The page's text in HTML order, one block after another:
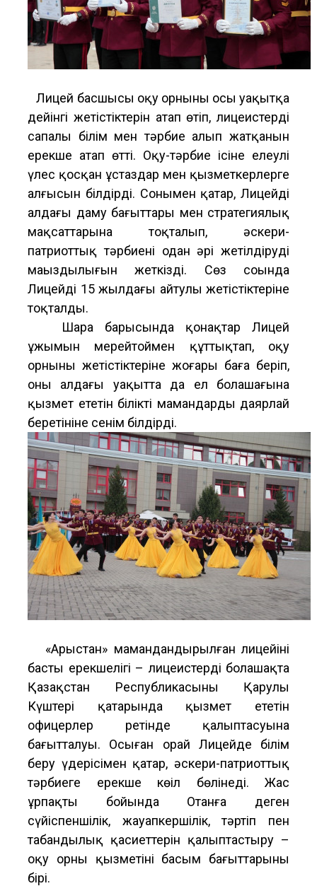
Лицей басшысы оқу орнының осы уақытқа
дейінгі жетістіктерін атап өтіп, лицеистердің
сапалы білім мен тәрбие алып жатқанын
ерекше атап өтті. Оқу-тәрбие ісіне елеулі
үлес қосқан ұстаздар мен қызметкерлерге
алғысын білдірді. Сонымен қатар, Лицейдің
алдағы даму бағыттары мен стратегиялық
мақсаттарына тоқталып, әскери-
патриоттық тәрбиені одан әрі жетілдірудің
маңыздылығын жеткізді. Сөз соңында
Лицейдің 15 жылдағы айтулы жетістіктеріне
тоқталды.
Шара барысында қонақтар Лицей
ұжымын мерейтоймен құттықтап, оқу
орнының жетістіктеріне жоғары баға беріп,
оның алдағы уақытта да ел болашағына
қызмет ететін білікті мамандарды даярлай
беретініне сенім білдірді.
«Арыстан» мамандандырылған лицейінің
басты ерекшелігі – лицеистердің болашақта
Қазақстан Республикасының Қарулы
Күштері қатарында қызмет ететін
офицерлер ретінде қалыптасуына
бағытталуы. Осыған орай Лицейде білім
беру үдерісімен қатар, әскери-патриоттық
тәрбиеге ерекше көңіл бөлінеді. Жас
ұрпақтың бойында Отанға деген
сүйіспеншілік, жауапкершілік, тәртіп пен
табандылық қасиеттерін қалыптастыру –
оқу орны қызметінің басым бағыттарының
бірі.